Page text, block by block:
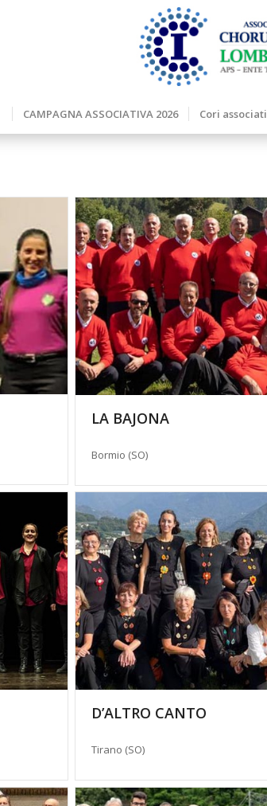
CAMPAGNA ASSOCIATIVA 2026 Cori associati
LA BAJONA
Bormio (SO)
D’ALTRO CANTO
Tirano (SO)